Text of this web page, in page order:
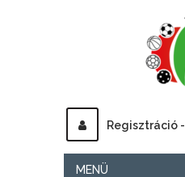
Regisztráció -
MENÜ